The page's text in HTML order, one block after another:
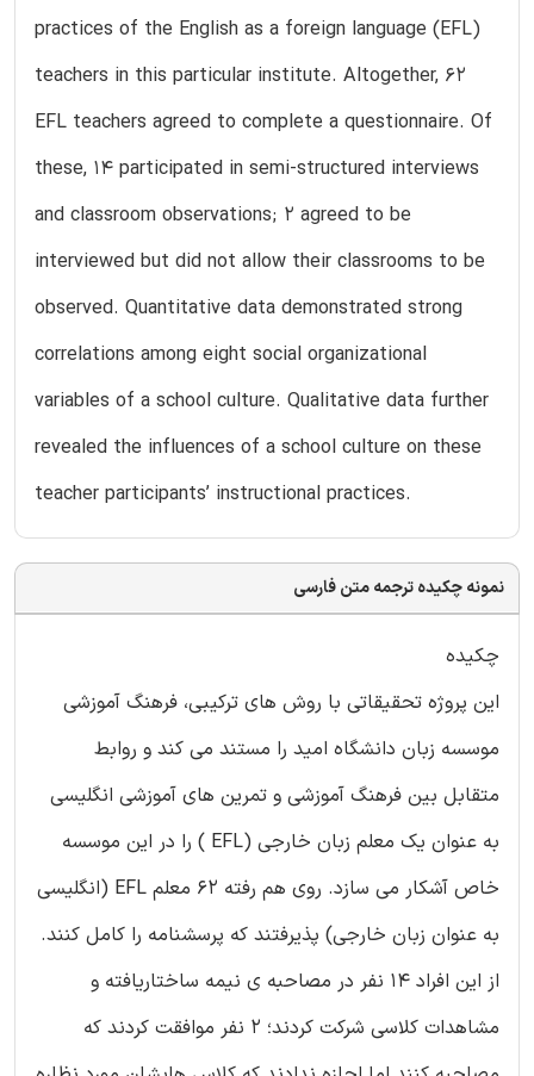
practices of the English as a foreign language (EFL)
teachers in this particular institute. Altogether, 62
EFL teachers agreed to complete a questionnaire. Of
these, 14 participated in semi-structured interviews
and classroom observations; 2 agreed to be
interviewed but did not allow their classrooms to be
observed. Quantitative data demonstrated strong
correlations among eight social organizational
variables of a school culture. Qualitative data further
revealed the influences of a school culture on these
teacher participants’ instructional practices.
نمونه چکیده ترجمه متن فارسی
چکیده
این پروژه تحقیقاتی با روش های ترکیبی، فرهنگ آموزشی
موسسه زبان دانشگاه امید را مستند می کند و روابط
متقابل بین فرهنگ آموزشی و تمرین های آموزشی انگلیسی
به عنوان یک معلم زبان خارجی (EFL ) را در این موسسه
خاص آشکار می سازد. روی هم رفته 62 معلم EFL (انگلیسی
به عنوان زبان خارجی) پذیرفتند که پرسشنامه را کامل کنند.
از این افراد 14 نفر در مصاحبه ی نیمه ساختاریافته و
مشاهدات کلاسی شرکت کردند؛ 2 نفر موافقت کردند که